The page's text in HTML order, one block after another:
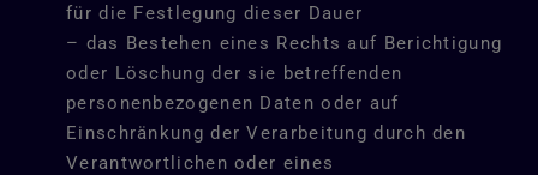
für die Festlegung dieser Dauer
– das Bestehen eines Rechts auf Berichtigung
oder Löschung der sie betreffenden
personenbezogenen Daten oder auf
Einschränkung der Verarbeitung durch den
Verantwortlichen oder eines